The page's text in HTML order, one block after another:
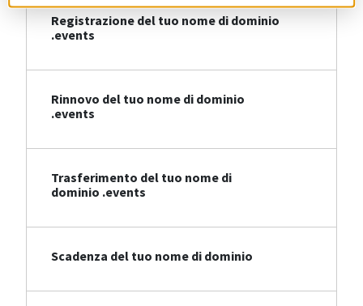
Registrazione del tuo nome di dominio
.events
Rinnovo del tuo nome di dominio
.events
Trasferimento del tuo nome di
dominio .events
Scadenza del tuo nome di dominio